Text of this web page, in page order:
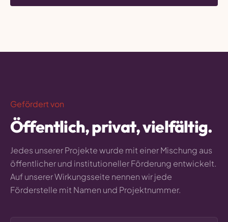
Gefördert von
Öffentlich, privat, vielfältig.
Jedes unserer Projekte wurde mit einer Mischung aus
öffentlicher und institutioneller Förderung entwickelt.
Auf unserer Wirkungsseite nennen wir jede
Förderstelle mit Namen und Projektnummer.